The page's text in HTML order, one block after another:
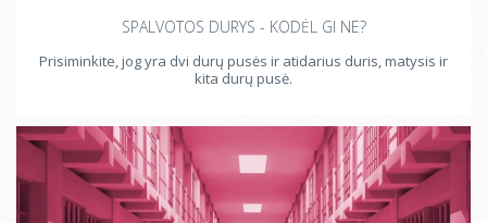
SPALVOTOS DURYS - KODĖL GI NE?
Prisiminkite, jog yra dvi durų pusės ir atidarius duris, matysis ir
kita durų pusė.